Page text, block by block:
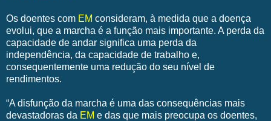
Os doentes com EM consideram, à medida que a doença
evolui, que a marcha é a função mais importante. A perda da
capacidade de andar significa uma perda da
independência, da capacidade de trabalho e,
consequentemente uma redução do seu nível de
rendimentos.
“A disfunção da marcha é uma das consequências mais
devastadoras da EM e das que mais preocupa os doentes,